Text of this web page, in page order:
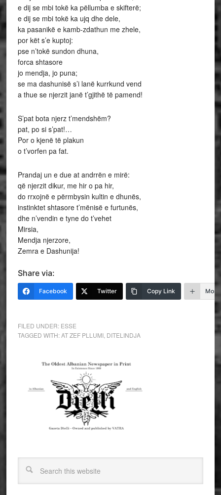
e dij se mbi tokë ka pëllumba e skifterë;
e dij se mbi tokë ka ujq dhe dele,
ka pasanikë e kamb-zdathun me zhele,
por kët s’e kuptoj:
pse n’tokë sundon dhuna,
forca shtasore
jo mendja, jo puna;
se ma dashunisë s’i lanë kurrkund vend
a thue se njerzit janë t’gjithë të pamend!
S’pat bota njerz t’mendshëm?
pat, po si s’pat!…
Por o kjenë të plakun
o t’vorfen pa fat.
Prandaj un e due at andrrën e mirë:
që njerzit dikur, me hir o pa hir,
do rrxojnë e përmbysin kultin e dhunës,
instinktet shtasore t’mënisë e furtunës,
dhe n’vendin e tyne do t’vehet
Mirsia,
Mendja njerzore,
Zemra e Dashunija!
Share via:
Facebook Twitter Copy Link More
FILED UNDER: ESSE
TAGGED WITH:AT ZEF PLLUMI, DITELINDJA